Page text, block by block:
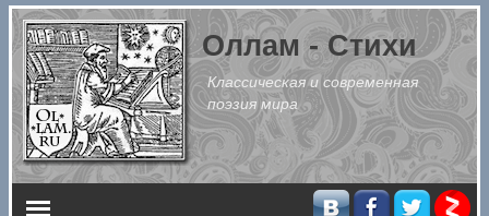
Перейти к основному содержанию
Оллам - Стихи
Классическая и современная
поэзия мира